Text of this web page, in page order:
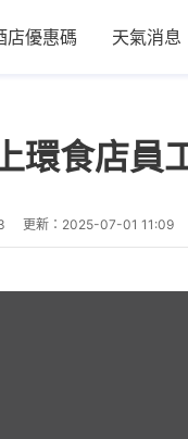
店優惠碼 天氣消息
環食店
更新： 2025-07-01 11:09